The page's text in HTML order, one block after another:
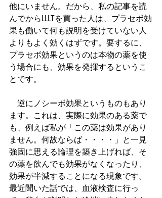
他にいません。だから、私の記事を読
んでからLLLTを買った人は、プラセボ効
果も働いて何も説明を受けていない人
よりもよく効くはずです。要するに、
プラセボ効果というのは本物の薬を使
う場合にも、効果を発揮するというこ
とです。
逆にノシーボ効果というものもあり
ます。これは、実際に効果のある薬で
も、例えば私が「この薬は効果があり
ません。何故ならば・・・・」と一見
強固に思える論理を築き上げれば、そ
の薬を飲んでも効果がなくなったり、
効果が半減することになる現象です。
最近聞いた話では、血液検査に行っ